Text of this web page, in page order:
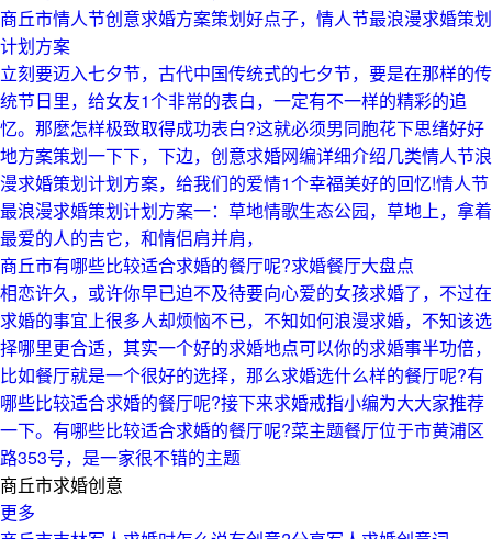
商丘市情人节创意求婚方案策划好点子，情人节最浪漫求婚策划
计划方案
立刻要迈入七夕节，古代中国传统式的七夕节，要是在那样的传
统节日里，给女友1个非常的表白，一定有不一样的精彩的追
忆。那麼怎样极致取得成功表白?这就必须男同胞花下思绪好好
地方案策划一下下，下边，创意求婚网编详细介绍几类情人节浪
漫求婚策划计划方案，给我们的爱情1个幸福美好的回忆!情人节
最浪漫求婚策划计划方案一：草地情歌生态公园，草地上，拿着
最爱的人的吉它，和情侣肩并肩，
商丘市有哪些比较适合求婚的餐厅呢?求婚餐厅大盘点
相恋许久，或许你早已迫不及待要向心爱的女孩求婚了，不过在
求婚的事宜上很多人却烦恼不已，不知如何浪漫求婚，不知该选
择哪里更合适，其实一个好的求婚地点可以你的求婚事半功倍，
比如餐厅就是一个很好的选择，那么求婚选什么样的餐厅呢?有
哪些比较适合求婚的餐厅呢?接下来求婚戒指小编为大大家推荐
一下。有哪些比较适合求婚的餐厅呢?菜主题餐厅位于市黄浦区
路353号，是一家很不错的主题
商丘市求婚创意
更多